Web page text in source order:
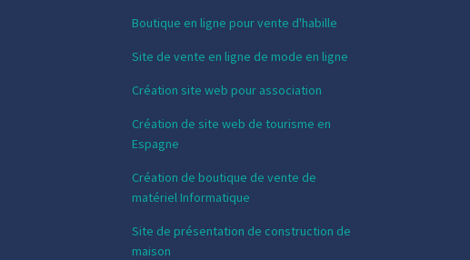
Boutique en ligne pour vente d'habille
Site de vente en ligne de mode en ligne
Création site web pour association
Création de site web de tourisme en
Espagne
Création de boutique de vente de
matériel Informatique
Site de présentation de construction de
maison